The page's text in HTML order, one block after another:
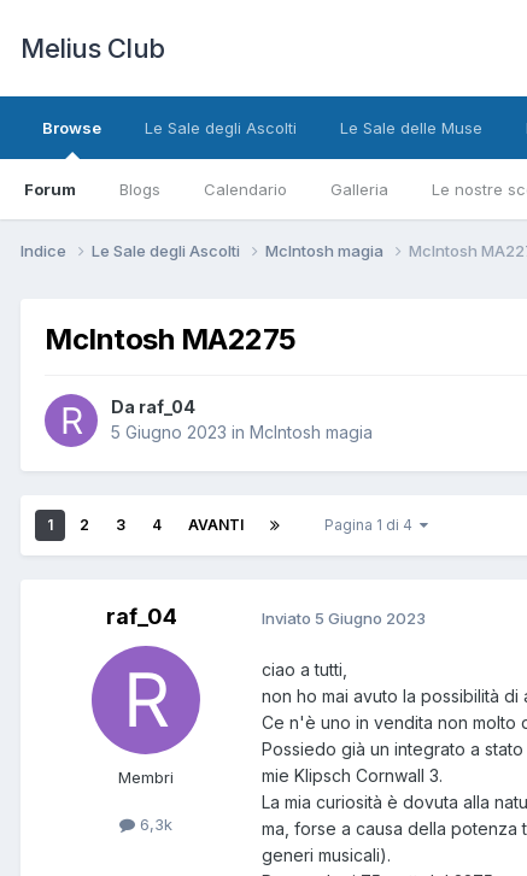
Melius Club
Browse
Forum Blogs Calendario Galleria Le nostre
Le Sale degli Ascolti Le Sale delle Muse
Indice Le Sale degli Ascolti McIntosh magia McIntosh
McIntosh MA2275
Da raf_04
5 Giugno 2023 in McIntosh magia
1 2 3 4 AVANTI Pagina 1 di 4
raf_04
Membri
6,3k
Inviato 5 Giugno 2023
ciao a tutti,
non ho mai avuto la possibilità
Ce n'è uno in vendita non molto
Possiedo già un integrato a
mie Klipsch Cornwall 3.
La mia curiosità è dovuta alla
ma, forse a causa della potenza
generi musicali).